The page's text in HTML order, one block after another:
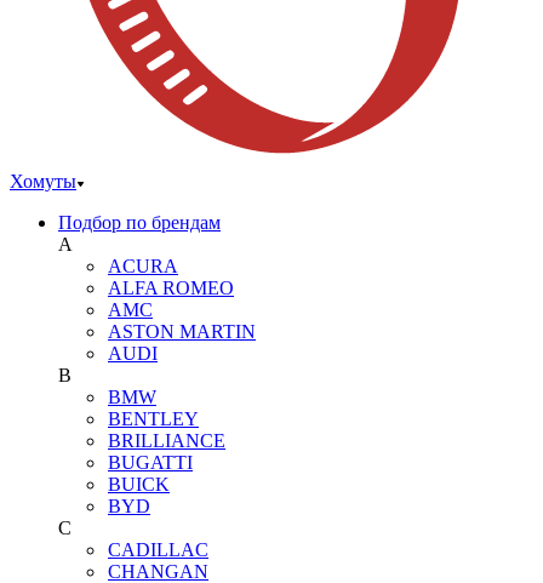
Хомуты
Подбор по брендам
A
ACURA
ALFA ROMEO
AMC
ASTON MARTIN
AUDI
B
BMW
BENTLEY
BRILLIANCE
BUGATTI
BUICK
BYD
C
CADILLAC
CHANGAN